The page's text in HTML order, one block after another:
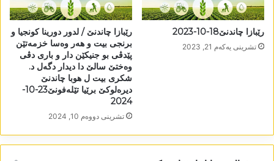
رێبازا چاندنێ18-10-2023
تشرینی یه‌كه‌م 21, 2023
رێبازا چاندنێ / لدور دورینا کونجیا و
برنجی بیت و ھەر وەسا خزمەتێن
پێدڤی بو جنیکێن دار و باری دڤی
وەختێ سالێ دا دیدار دگەل د.
شکری بیت ل ھوبا چاندنێ
دیرەلوکێ برێیا تێلەفونێ23-10-
2024
تشرینی دووه‌م 10, 2024